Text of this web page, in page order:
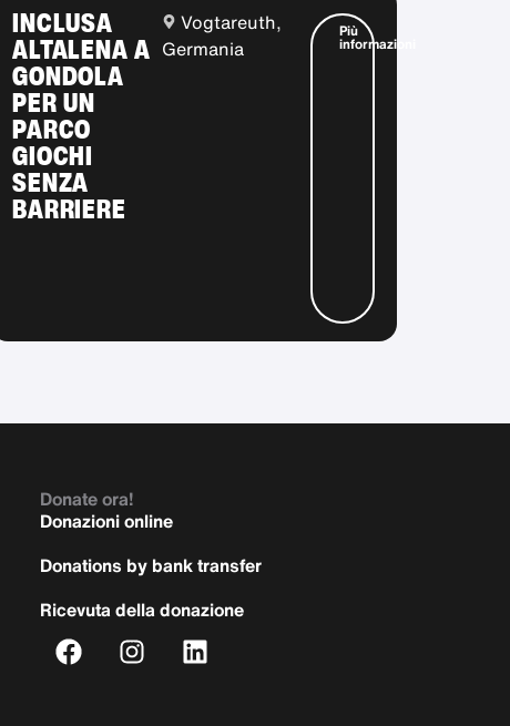
INCLUSA
ALTALENA A
GONDOLA
PER UN
PARCO
GIOCHI
SENZA
BARRIERE
Vogtareuth,
Germania
Più
informazioni
Donate ora!
Donazioni online
Donations by bank transfer
Ricevuta della donazione